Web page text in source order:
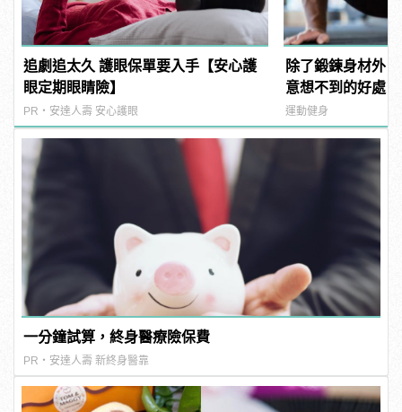
追劇追太久 護眼保單要入手【安心護
眼定期眼睛險】
PR・安達人壽 安心護眼
除了鍛鍊身材外
意想不到的好處
運動健身
一分鐘試算，終身醫療險保費
PR・安達人壽 新終身醫靠